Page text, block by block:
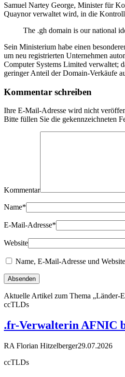
Samuel Nartey George, Minister für
Quaynor verwaltet wird, in die
The .gh domain is our national
Sein Ministerium habe einen
um neu registrierten Unternehmen
Computer Systems Limited verwaltet;
geringer Anteil der Domain-Verkäufe
Kommentar schreiben
Ihre E-Mail-Adresse wird nicht
Bitte füllen Sie die gekennzeichneten
Kommentar
Name*
E-Mail-Adresse*
Website
Name, E-Mail-Adresse und
Aktuelle Artikel zum Thema „Länder-
ccTLDs
.fr-Verwalterin AFNIC
RA Florian Hitzelberger29.07.2026
ccTLDs